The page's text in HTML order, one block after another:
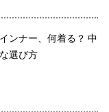
ンナー、何着る？ 中
選び方